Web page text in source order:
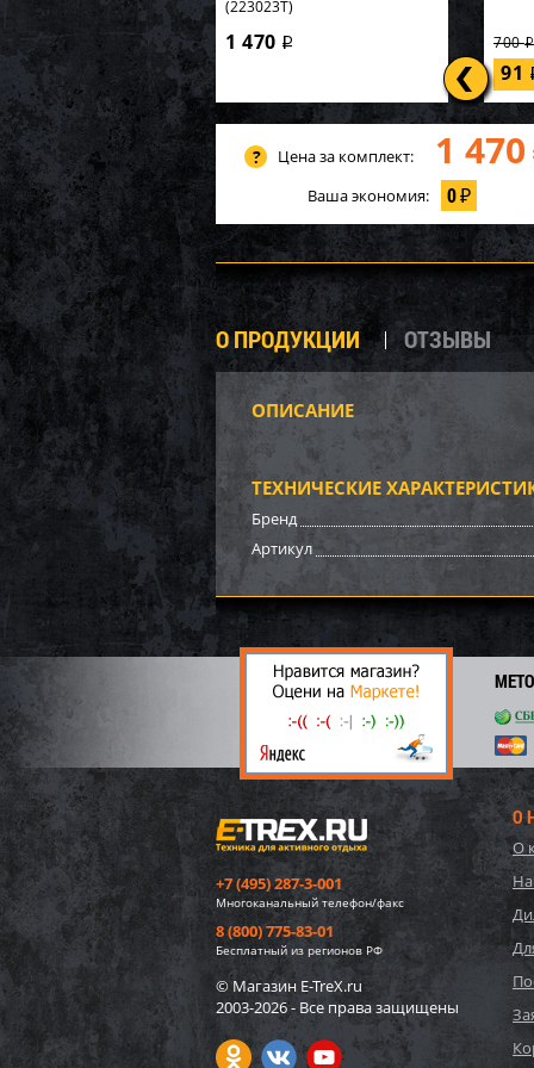
(223023Т)
1 470 i 700i
91
700i
70
800i
80
Цена за комплект: 1 470
Ваша экономия: 0₽
О ПРОДУКЦИИ ОТЗЫВЫ
ОПИСАНИЕ
ТЕХНИЧЕСКИЕ
Бренд
Артикул
+7 (495) 287-3-001
Многоканальный телефон/факс
8 (800) 775-83-01
Бесплатный из регионов РФ
© Магазин E-TreX.ru
2003-2026 - Все права защищены
О
О